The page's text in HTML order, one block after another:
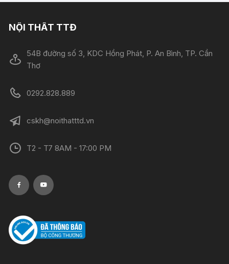
NỘI THẤT TTĐ
54B đường số 3, KDC Hồng Phát, P. An Bình, TP. Cần
Thơ
0292.828.889
cskh@noithatttd.vn
T2 - T7 8AM - 17:00 PM